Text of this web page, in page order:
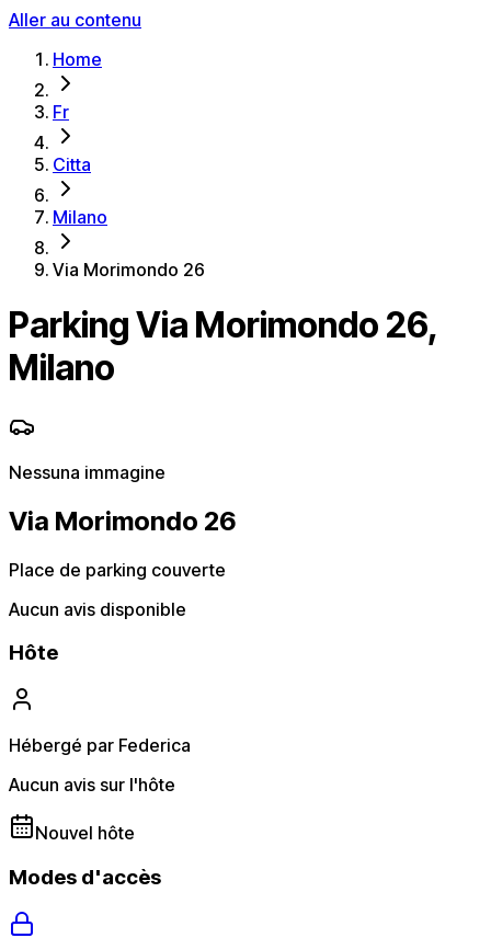
Aller au contenu
Home
Fr
Citta
Milano
Via Morimondo 26
Parking Via Morimondo 26,
Milano
Nessuna immagine
Via Morimondo 26
Place de parking couverte
Aucun avis disponible
Hôte
Hébergé par Federica
Aucun avis sur l'hôte
Nouvel hôte
Modes d'accès